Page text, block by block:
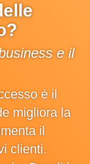
e il
è il
migliora la
il
clienti.